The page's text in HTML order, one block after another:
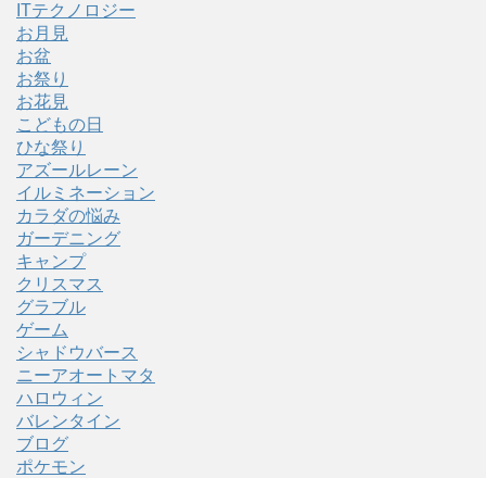
ITテクノロジー
お月見
お盆
お祭り
お花見
こどもの日
ひな祭り
アズールレーン
イルミネーション
カラダの悩み
ガーデニング
キャンプ
クリスマス
グラブル
ゲーム
シャドウバース
ニーアオートマタ
ハロウィン
バレンタイン
ブログ
ポケモン